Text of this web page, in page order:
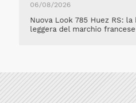
06/08/2026
Nuova Look 785 Huez RS: la
leggera del marchio francese